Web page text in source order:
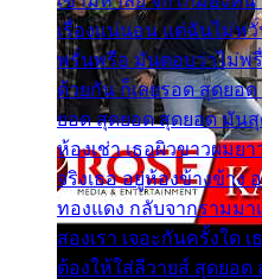
เรื่องแน่นอน แต่ฉันไม่ห
พรั่นพรือ มันตอบว่าไม่พรื่
ด้วยกัน ก็เลยรอด สุดยอ
ยอด สุดยอด สุดยอด มัน
ห้องเช่า เธอผิวขาวผมย
จริงเธอ อยู่ห้องข้างข้าง
ทองแดง กลับจากรามม
สองเรา เจอะกันครั้งใด
ต้องให้ใส่ลีวายส์ สุดยอ